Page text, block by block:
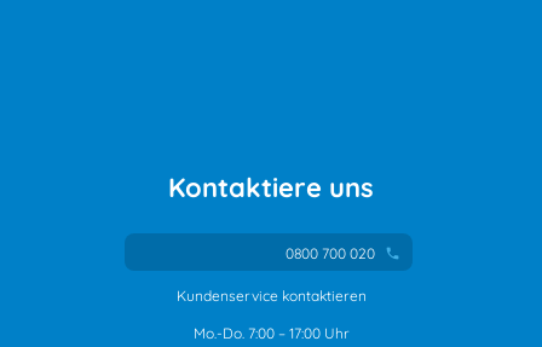
Kontaktiere uns
0800 700 020 phone
Kundenservice kontaktieren
Mo.-Do. 7:00 – 17:00 Uhr